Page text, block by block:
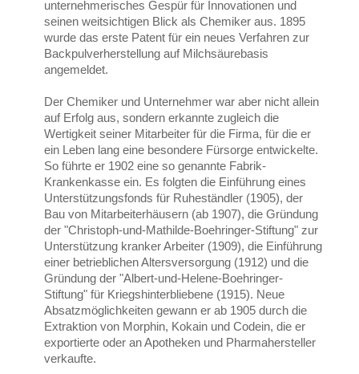
unternehmerisches Gespür für Innovationen und
seinen weitsichtigen Blick als Chemiker aus. 1895
wurde das erste Patent für ein neues Verfahren zur
Backpulverherstellung auf Milchsäurebasis
angemeldet.
Der Chemiker und Unternehmer war aber nicht allein
auf Erfolg aus, sondern erkannte zugleich die
Wertigkeit seiner Mitarbeiter für die Firma, für die er
ein Leben lang eine besondere Fürsorge entwickelte.
So führte er 1902 eine so genannte Fabrik-
Krankenkasse ein. Es folgten die Einführung eines
Unterstützungsfonds für Ruheständler (1905), der
Bau von Mitarbeiterhäusern (ab 1907), die Gründung
der "Christoph-und-Mathilde-Boehringer-Stiftung" zur
Unterstützung kranker Arbeiter (1909), die Einführung
einer betrieblichen Altersversorgung (1912) und die
Gründung der "Albert-und-Helene-Boehringer-
Stiftung" für Kriegshinterbliebene (1915). Neue
Absatzmöglichkeiten gewann er ab 1905 durch die
Extraktion von Morphin, Kokain und Codein, die er
exportierte oder an Apotheken und Pharmahersteller
verkaufte.